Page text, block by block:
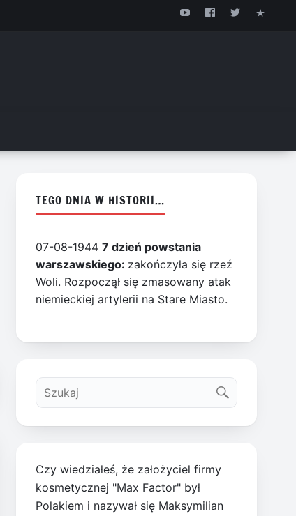
TEGO DNIA W HISTORII…
07-08-19447 dzień powstania
warszawskiego: zakończyła się rzeź
Woli. Rozpoczął się zmasowany atak
niemieckiej artylerii na Stare Miasto.
Czy wiedziałeś, że założyciel firmy
kosmetycznej "Max Factor" był
Polakiem i nazywał się Maksymilian